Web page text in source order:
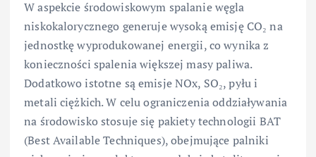
W aspekcie środowiskowym spalanie węgla
niskokalorycznego generuje wysoką emisję CO₂ na
jednostkę wyprodukowanej energii, co wynika z
konieczności spalenia większej masy paliwa.
Dodatkowo istotne są emisje NOx, SO₂, pyłu i
metali ciężkich. W celu ograniczenia oddziaływania
na środowisko stosuje się pakiety technologii BAT
(Best Available Techniques), obejmujące palniki